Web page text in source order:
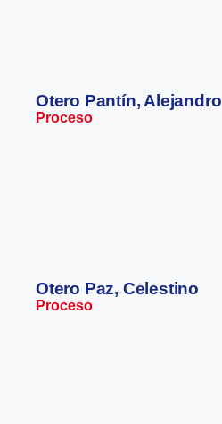
Otero Pantín, Alejandro
Proceso
Otero Paz, Celestino
Proceso